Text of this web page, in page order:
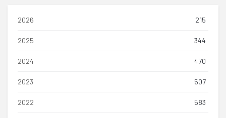
2026 215
2025 344
2024 470
2023 507
2022 583